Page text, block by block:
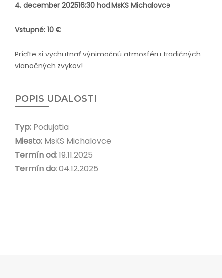
4. december 202516:30 hod.MsKS Michalovce
Vstupné: 10 €
Príďte si vychutnať výnimočnú atmosféru tradičných
vianočných zvykov!
POPIS UDALOSTI
Typ: Podujatia
Miesto: MsKS Michalovce
Termín od:19.11.2025
Termín do:04.12.2025